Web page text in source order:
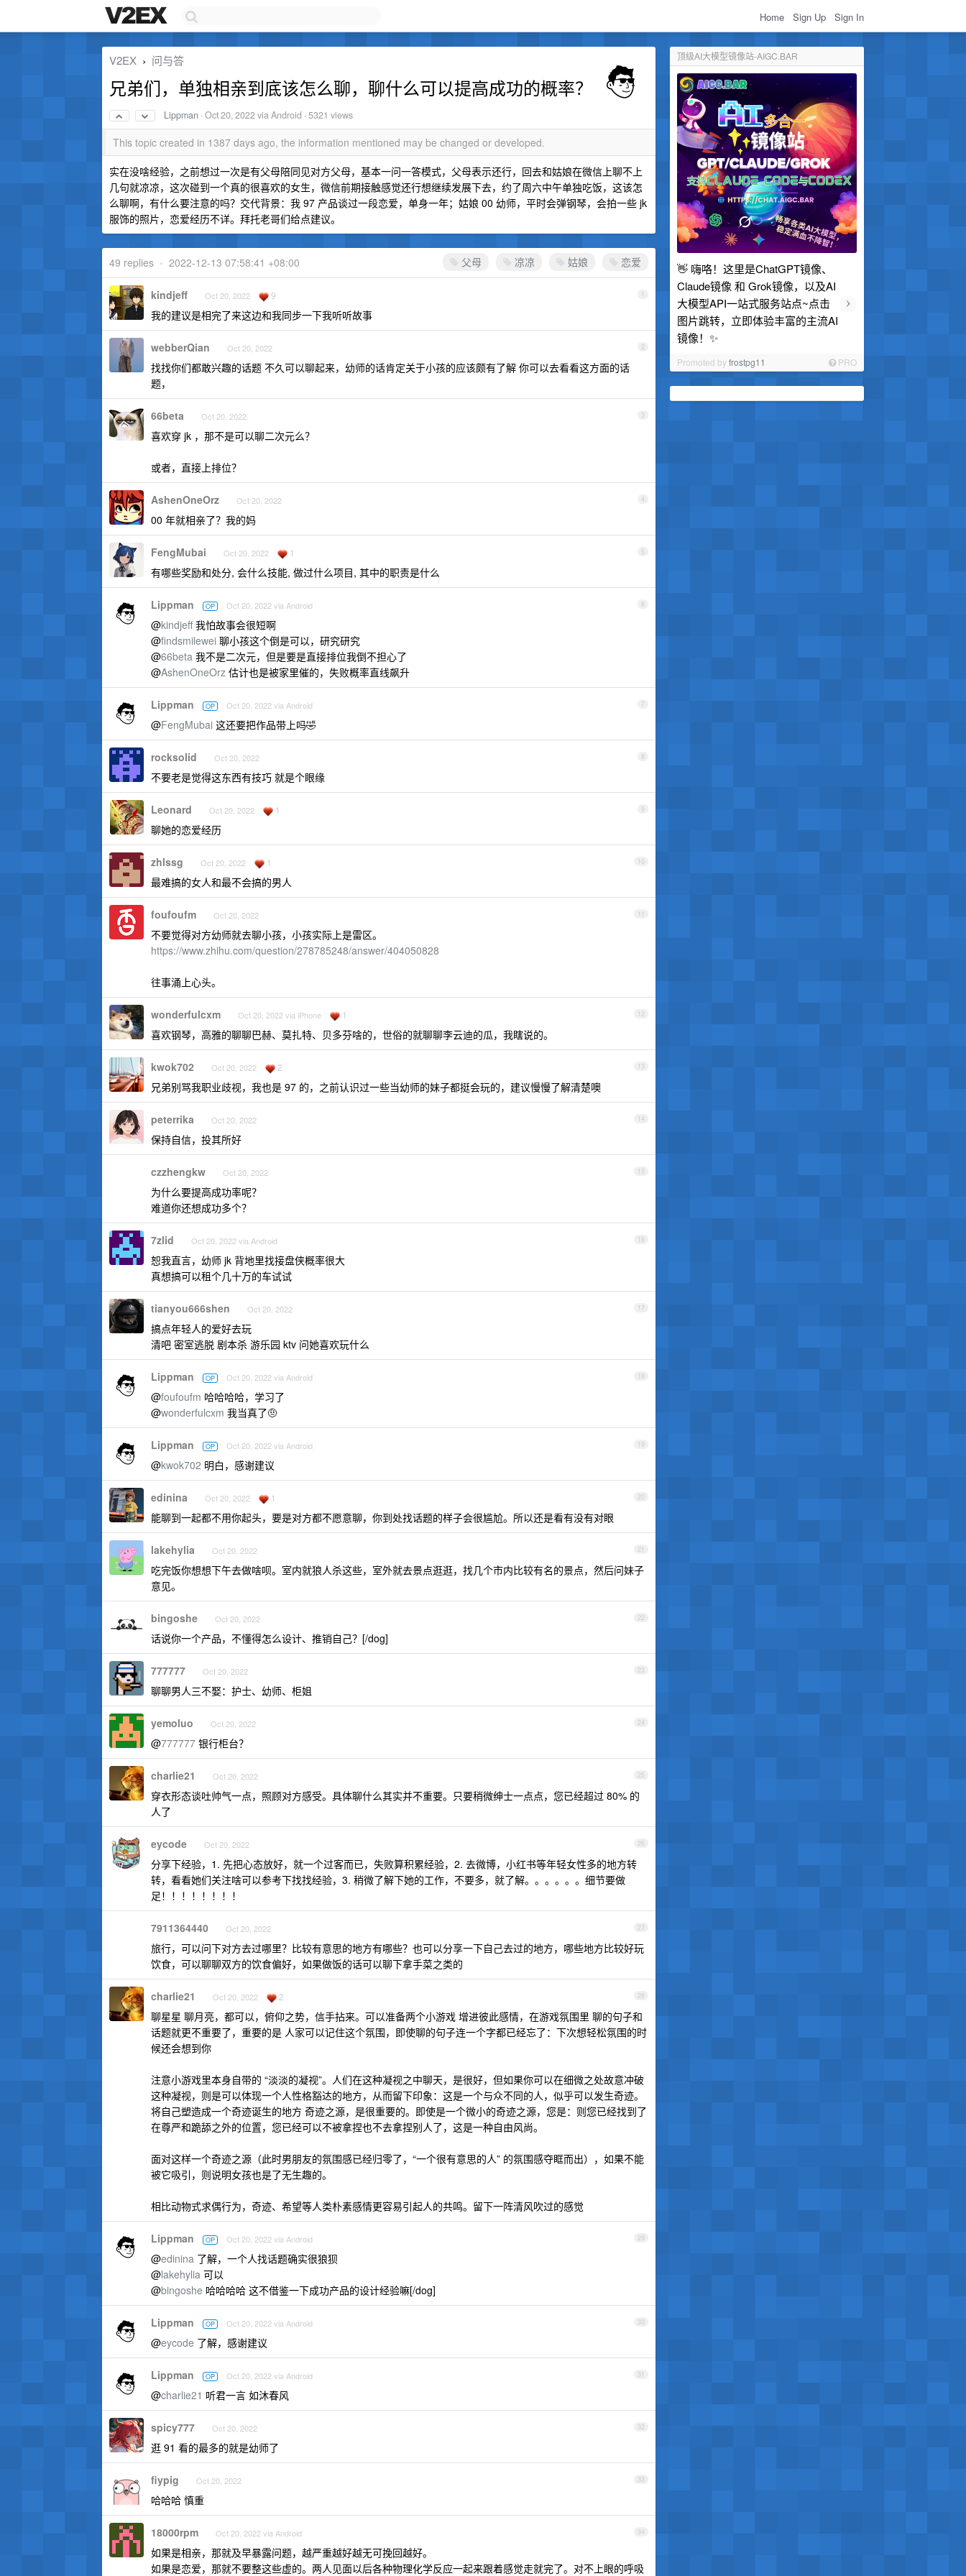
Home Sign Up Sign In
顶级AI大模型镜像站-AIGC.BAR
👋 嗨咯！这里是ChatGPT镜像、
Claude镜像 和 Grok镜像，以及AI
大模型API一站式服务站点~点击
图片跳转，立即体验丰富的主流AI
镜像！✨
›
Promoted byfrostpg11 PRO
V2EX › 问与答
兄弟们，单独相亲到底该怎么聊，聊什么可以提高成功的概率？
Lippman ·Oct 20, 2022via Android · 5321 views
This topic created in 1387 days ago, the information mentioned may be changed or developed.
实在没啥经验，之前想过一次是有父母陪同见对方父母，基本一问一答模式，父母表示还行，回去和姑娘在微信上聊不上
几句就凉凉，这次碰到一个真的很喜欢的女生，微信前期接触感觉还行想继续发展下去，约了周六中午单独吃饭，这该怎
么聊啊，有什么要注意的吗？交代背景：我 97 产品谈过一段恋爱，单身一年；姑娘 00 幼师，平时会弹钢琴，会拍一些 jk
服饰的照片，恋爱经历不详。拜托老哥们给点建议。
父母 凉凉 姑娘 恋爱
49 replies • 2022-12-13 07:58:41 +08:00
1
kindjeff Oct 20, 2022 9
我的建议是相完了来这边和我同步一下我听听故事
2
webberQian Oct 20, 2022
找找你们都敢兴趣的话题 不久可以聊起来，幼师的话肯定关于小孩的应该颇有了解 你可以去看看这方面的话
题，
3
66beta Oct 20, 2022
喜欢穿 jk ，那不是可以聊二次元么？
或者，直接上排位？
4
AshenOneOrz Oct 20, 2022
00 年就相亲了？我的妈
5
FengMubai Oct 20, 2022 1
有哪些奖励和处分, 会什么技能, 做过什么项目, 其中的职责是什么
6
Lippman OP Oct 20, 2022 via Android
@kindjeff我怕故事会很短啊
@findsmilewei 聊小孩这个倒是可以，研究研究
@66beta 我不是二次元，但是要是直接排位我倒不担心了
@AshenOneOrz 估计也是被家里催的，失败概率直线飙升
7
Lippman OP Oct 20, 2022 via Android
@FengMubai 这还要把作品带上吗🤣
8
rocksolid Oct 20, 2022
不要老是觉得这东西有技巧 就是个眼缘
9
Leonard Oct 20, 2022 1
聊她的恋爱经历
10
zhlssg Oct 20, 2022 1
最难搞的女人和最不会搞的男人
11
foufoufm Oct 20, 2022
不要觉得对方幼师就去聊小孩，小孩实际上是雷区。
https://www.zhihu.com/question/278785248/answer/404050828
往事涌上心头。
12
wonderfulcxm Oct 20, 2022 via iPhone 1
喜欢钢琴，高雅的聊聊巴赫、莫扎特、贝多芬啥的，世俗的就聊聊李云迪的瓜，我瞎说的。
13
kwok702 Oct 20, 2022 2
兄弟别骂我职业歧视，我也是 97 的，之前认识过一些当幼师的妹子都挺会玩的，建议慢慢了解清楚噢
14
peterrika Oct 20, 2022
保持自信，投其所好
15
czzhengkw Oct 20, 2022
为什么要提高成功率呢？
难道你还想成功多个？
16
7zlid Oct 20, 2022 via Android
恕我直言，幼师 jk 背地里找接盘侠概率很大
真想搞可以租个几十万的车试试
17
tianyou666shen Oct 20, 2022
搞点年轻人的爱好去玩
清吧 密室逃脱 剧本杀 游乐园 ktv 问她喜欢玩什么
18
Lippman OP Oct 20, 2022 via Android
@foufoufm 哈哈哈哈，学习了
@wonderfulcxm 我当真了🤨
19
Lippman OP Oct 20, 2022 via Android
@kwok702 明白，感谢建议
20
edinina Oct 20, 2022 1
能聊到一起都不用你起头，要是对方都不愿意聊，你到处找话题的样子会很尴尬。所以还是看有没有对眼
21
lakehylia Oct 20, 2022
吃完饭你想想下午去做啥呗。室内就狼人杀这些，室外就去景点逛逛，找几个市内比较有名的景点，然后问妹子
意见。
22
bingoshe Oct 20, 2022
话说你一个产品，不懂得怎么设计、推销自己？[/dog]
23
777777 Oct 20, 2022
聊聊男人三不娶：护士、幼师、柜姐
24
yemoluo Oct 20, 2022
@777777 银行柜台？
25
charlie21 Oct 20, 2022
穿衣形态谈吐帅气一点，照顾对方感受。具体聊什么其实并不重要。只要稍微绅士一点点，您已经超过 80% 的
人了
26
eycode Oct 20, 2022
分享下经验，1. 先把心态放好，就一个过客而已，失败算积累经验，2. 去微博，小红书等年轻女性多的地方转
转，看看她们关注啥可以参考下找找经验，3. 稍微了解下她的工作，不要多，就了解。。。。。。细节要做
足！！！！！！！！
27
7911364440 Oct 20, 2022
旅行，可以问下对方去过哪里？比较有意思的地方有哪些？也可以分享一下自己去过的地方，哪些地方比较好玩
饮食，可以聊聊双方的饮食偏好，如果做饭的话可以聊下拿手菜之类的
28
charlie21 Oct 20, 2022 2
聊星星 聊月亮，都可以，俯仰之势，信手拈来。可以准备两个小游戏 增进彼此感情，在游戏氛围里 聊的句子和
话题就更不重要了，重要的是 人家可以记住这个氛围，即使聊的句子连一个字都已经忘了：下次想轻松氛围的时
候还会想到你
注意小游戏里本身自带的 “淡淡的凝视”。人们在这种凝视之中聊天，是很好，但如果你可以在细微之处故意冲破
这种凝视，则是可以体现一个人性格豁达的地方，从而留下印象：这是一个与众不同的人，似乎可以发生奇迹。
将自己塑造成一个奇迹诞生的地方 奇迹之源，是很重要的。即使是一个微小的奇迹之源，您是：则您已经找到了
在尊严和跪舔之外的位置，您已经可以不被拿捏也不去拿捏别人了，这是一种自由风尚。
面对这样一个奇迹之源（此时男朋友的氛围感已经归零了，“一个很有意思的人” 的氛围感夺眶而出），如果不能
被它吸引，则说明女孩也是了无生趣的。
相比动物式求偶行为，奇迹、希望等人类朴素感情更容易引起人的共鸣。留下一阵清风吹过的感觉
29
Lippman OP Oct 20, 2022 via Android
@edinina 了解，一个人找话题确实很狼狈
@lakehylia 可以
@bingoshe 哈哈哈哈 这不借鉴一下成功产品的设计经验嘛[/dog]
30
Lippman OP Oct 20, 2022 via Android
@eycode 了解，感谢建议
31
Lippman OP Oct 20, 2022 via Android
@charlie21 听君一言 如沐春风
32
spicy777 Oct 20, 2022
逛 91 看的最多的就是幼师了
33
fiypig Oct 20, 2022
哈哈哈 慎重
34
18000rpm Oct 20, 2022 via Android
如果是相亲，那就及早暴露问题，越严重越好越无可挽回越好。
如果是恋爱，那就不要整这些虚的。两人见面以后各种物理化学反应一起来跟着感觉走就完了。对不上眼的呼吸